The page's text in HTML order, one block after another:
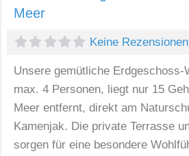
Meer
Keine Rezensionen
Unsere gemütliche Erdgeschoss-
max. 4 Personen, liegt nur 15
Meer entfernt, direkt am
Kamenjak. Die private Terrasse
sorgen für eine besondere